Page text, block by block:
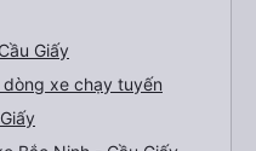
Giấy
xe chạy tuyến